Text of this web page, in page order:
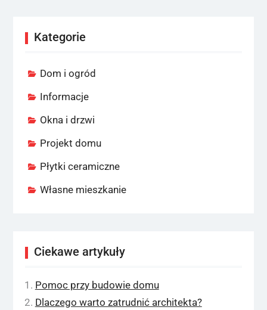
Kategorie
Dom i ogród
Informacje
Okna i drzwi
Projekt domu
Płytki ceramiczne
Własne mieszkanie
Ciekawe artykuły
Pomoc przy budowie domu
Dlaczego warto zatrudnić architekta?